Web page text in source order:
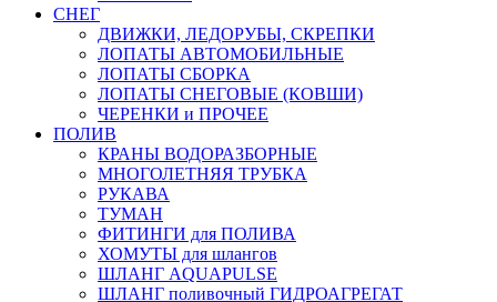
СНЕГ
ДВИЖКИ, ЛЕДОРУБЫ, СКРЕПКИ
ЛОПАТЫ АВТОМОБИЛЬНЫЕ
ЛОПАТЫ СБОРКА
ЛОПАТЫ СНЕГОВЫЕ (КОВШИ)
ЧЕРЕНКИ и ПРОЧЕЕ
ПОЛИВ
КРАНЫ ВОДОРАЗБОРНЫЕ
МНОГОЛЕТНЯЯ ТРУБКА
РУКАВА
ТУМАН
ФИТИНГИ для ПОЛИВА
ХОМУТЫ для шлангов
ШЛАНГ AQUAPULSE
ШЛАНГ поливочный ГИДРОАГРЕГАТ